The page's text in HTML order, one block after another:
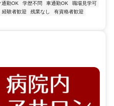
通勤OK 学歴不問 車通勤OK
職場見学可
経験者歓迎 残業なし
有資格者歓迎